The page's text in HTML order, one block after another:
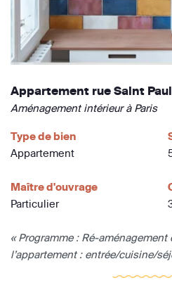
Appartement rue Saint Paul
Aménagement intérieur à Paris
Type de bien
Appartement
Maître d'ouvrage
Particulier
« Programme : Ré-
l’appartement : entrée/cuisine/